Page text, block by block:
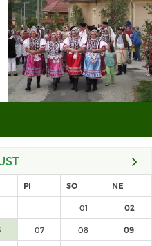
PI SO NE
01 02
07 08 09